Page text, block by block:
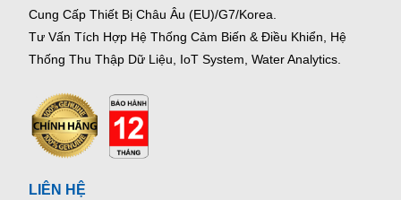
Cung Cấp Thiết Bị Châu Âu (EU)/G7/Korea.
Tư Vấn Tích Hợp Hệ Thống Cảm Biến & Điều Khiển, Hệ
Thống Thu Thập Dữ Liệu, IoT System, Water Analytics.
LIÊN HỆ